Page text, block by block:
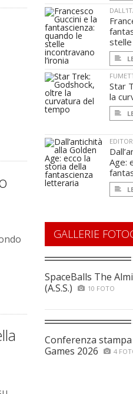
stelle
Star
la
Age:
GALLERIE
SpaceBalls The
(A.S.S.)
10 FOTO
Conferenza stampa
Games 2026
4